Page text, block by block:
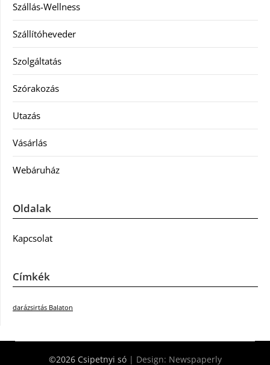
Szállás-Wellness
Szállítóheveder
Szolgáltatás
Szórakozás
Utazás
Vásárlás
Webáruház
Oldalak
Kapcsolat
Címkék
darázsirtás Balaton
©2026 Csipetnyi só | Design: Newspaperly